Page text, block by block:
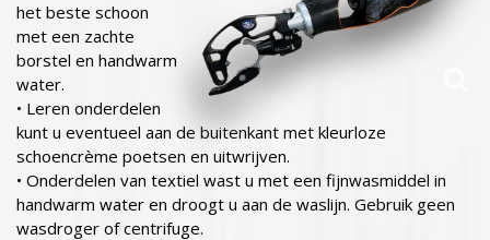
het beste schoon
met een zachte
borstel en handwarm
water.
• Leren onderdelen
kunt u eventueel aan de buitenkant met kleurloze
schoencrème poetsen en uitwrijven.
• Onderdelen van textiel wast u met een fijnwasmiddel in
handwarm water en droogt u aan de waslijn. Gebruik geen
wasdroger of centrifuge.